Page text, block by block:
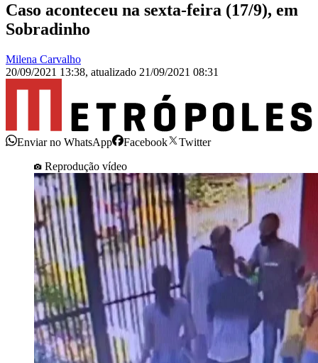
Caso aconteceu na sexta-feira (17/9), em
Sobradinho
Milena Carvalho
20/09/2021 13:38, atualizado 21/09/2021 08:31
Enviar no WhatsApp Facebook
Twitter
Reprodução vídeo